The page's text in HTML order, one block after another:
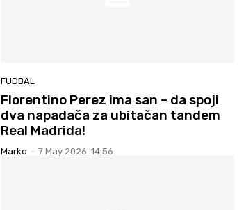
FUDBAL
Florentino Perez ima san – da spoji
dva napadača za ubitačan tandem
Real Madrida!
Marko - 7 May 2026. 14:56